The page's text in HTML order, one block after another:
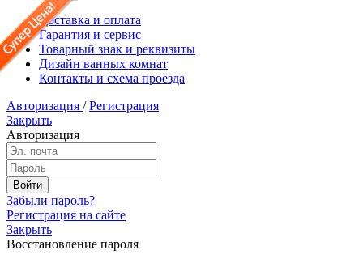
Доставка и оплата
Гарантия и сервис
Товарный знак и реквизиты
Дизайн ванных комнат
Контакты и схема проезда
Авторизация / Регистрация
Закрыть
Авторизация
Забыли пароль?
Регистрация на сайте
Закрыть
Восстановление пароля